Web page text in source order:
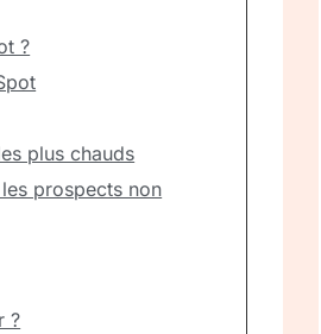
?
plus chauds
prospects non
?